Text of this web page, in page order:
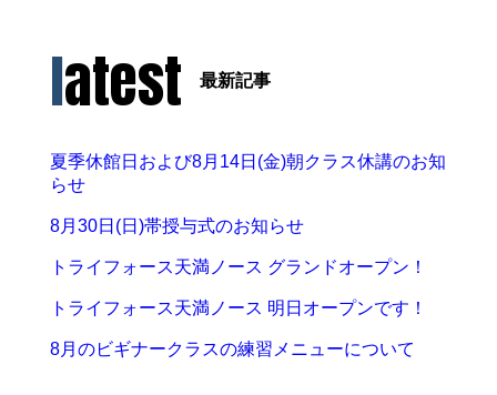
latest 最新記事
夏季休館日および8月14日(金)朝クラス休講のお知
らせ
8月30日(日)帯授与式のお知らせ
トライフォース天満ノース グランドオープン！
トライフォース天満ノース 明日オープンです！
8月のビギナークラスの練習メニューについて